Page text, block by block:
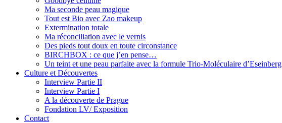
Ma seconde peau magique
Tout est Bio avec Zao makeup
Extermination totale
Ma réconciliation avec le vernis
Des pieds tout doux en toute circonstance
BIRCHBOX : ce que j’en pense…
Un teint et une peau parfaite avec la formule Trio-Moléculaire d’Eseinberg
Culture et Découvertes
Interview Partie II
Interview Partie I
A la découverte de Prague
Fondation LV/ Exposition
Contact